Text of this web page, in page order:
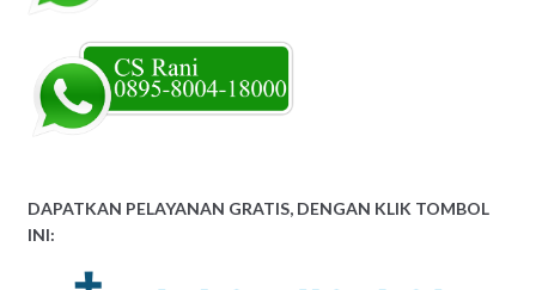
DAPATKAN PELAYANAN GRATIS, DENGAN KLIK TOMBOL
INI: